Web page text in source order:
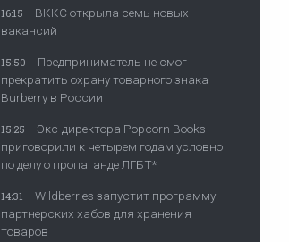
16:15
ВККС открыла семь новых
вакансий
15:50
Предприниматель не смог
прекратить охрану товарного знака
Burberry в России
15:25
Экс-директора Popcorn Books
приговорили к четырем годам условно
по делу о пропаганде ЛГБТ*
14:31
Wildberries запустит программу
партнерских хабов для хранения
товаров